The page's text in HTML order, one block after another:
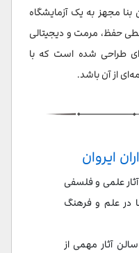
مجهز به یک آزمایشگاه
حفظ، مرمت و دیجیتالی
طراحی شده است که با
از آن باشد.
ایروان
علمی و فلسفی
در علم و فرهنگ
آثار مهمی از